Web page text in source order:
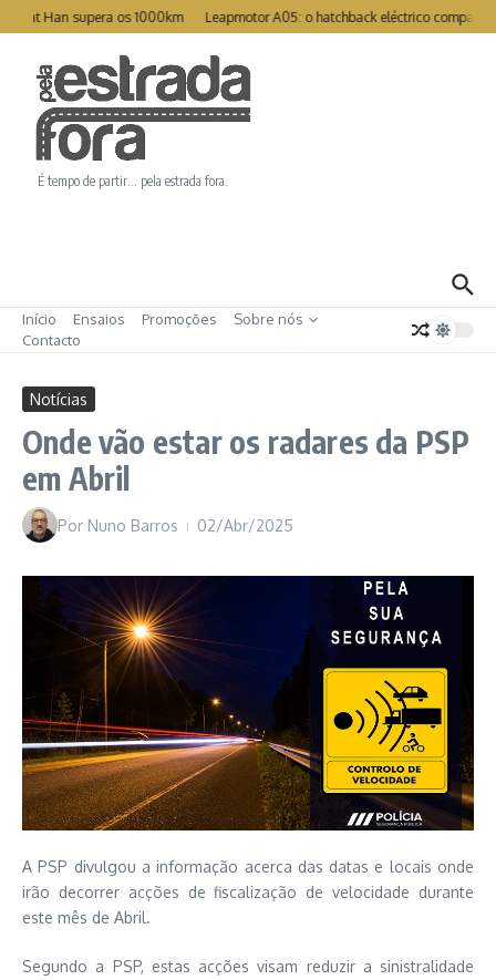
Ir para o conteúdo
Han supera os 1000km Leapmotor A05: o hatchback eléctrico compacto
É tempo de partir… pela estrada fora.
Início Ensaios Promoções
Sobre nós
Contacto
Notícias
Onde vão estar os radares da PSP
em Abril
Por Nuno Barros 02/Abr/2025
A PSP divulgou a informação acerca das datas e locais onde
irão decorrer acções de fiscalização de velocidade durante
este mês de Abril.
Segundo a PSP, estas acções visam reduzir a sinistralidade